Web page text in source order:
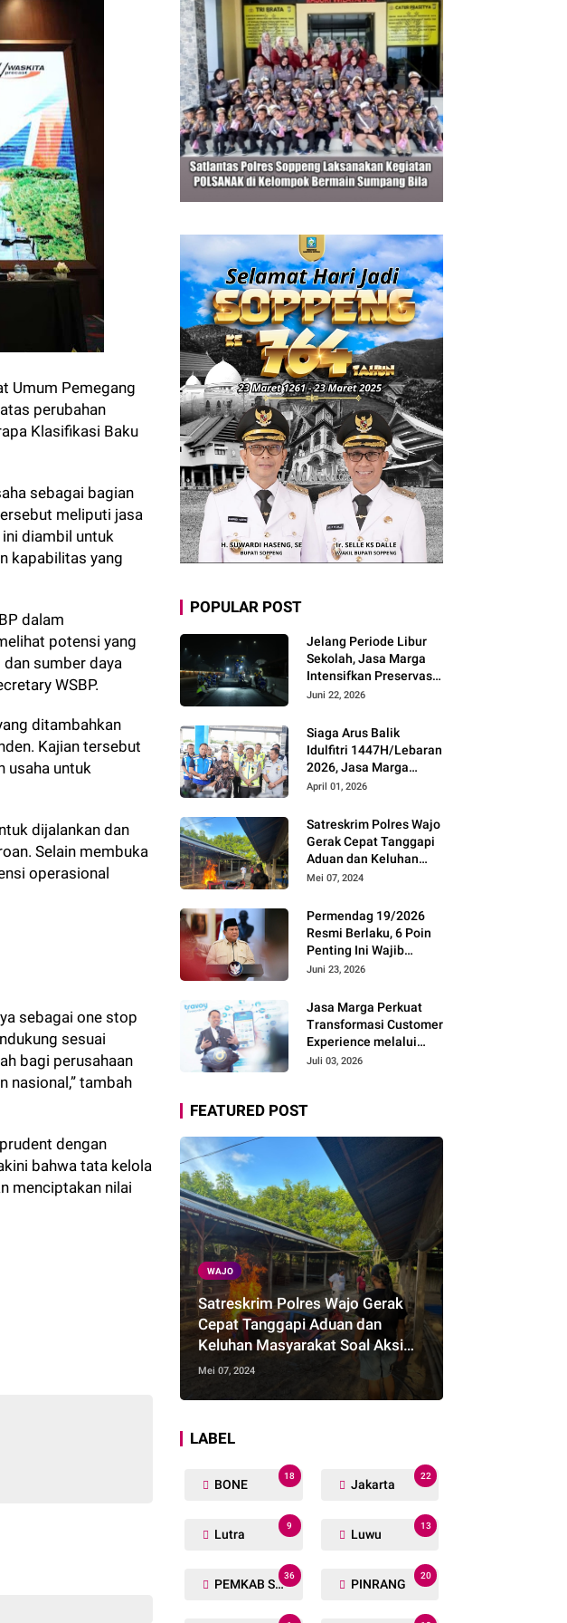
Umum Pemegang
perubahan
Klasifikasi Baku
sebagai bagian
meliputi jasa
diambil untuk
kapabilitas yang
dalam
potensi yang
sumber daya
WSBP.
ditambahkan
Kajian tersebut
usaha untuk
dijalankan dan
Selain membuka
operasional
sebagai one stop
sesuai
bagi perusahaan
nasional,” tambah
dengan
bahwa tata kelola
menciptakan nilai
POPULAR POST
Jelang Periode Libur
Sekolah, Jasa Marga
Intensifkan Preservasi
Rutin Jalan Tol untuk
Keamanan dan
Kenyamanan
Perjalanan
Juni 22, 2026
Siaga Arus Balik
Idulfitri 1447H/Lebaran
2026, Jasa Marga
Pastikan Kesiapan
Pemudik Gunakan Rest
Area Alternatif
April 01, 2026
Satreskrim Polres Wajo
Gerak Cepat Tanggapi
Aduan dan Keluhan
Masyarakat Soal Aksi
Mei 07, 2024
Permendag 19/2026
Resmi Berlaku, 6 Poin
Penting Ini Wajib
Diketahui Pengusaha
Juni 23, 2026
Jasa Marga Perkuat
Transformasi Customer
Experience melalui
Expert Sharing Session
Juli 03, 2026
FEATURED POST
WAJO
Satreskrim Polres Wajo Gerak
Cepat Tanggapi Aduan dan
Keluhan Masyarakat Soal Aksi
Perjudian
Mei 07, 2024
LABEL
BONE
18
Jakarta
22
Lutra
9
Luwu
13
PEMKAB SOPPENG
36
PINRANG
20